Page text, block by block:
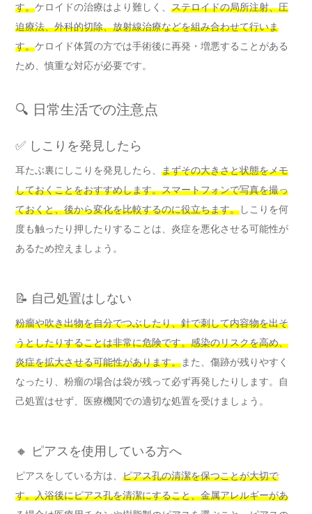
す。ケロイドの治療はより難しく、 ステロイドの局所注射、圧
迫療法、外科的切除、放射線治療などを組み合わせて行いま
す。ケロイド体質の方では手術後に再発・増悪することがある
ため、慎重な対応が必要です。
🔍 日常生活での注意点
✅ しこりを発見したら
耳たぶ裏にしこりを発見したら、 まずその大きさと状態をメモ
しておくことをおすすめします。スマートフォンで写真を撮っ
ておくと、後から変化を比較するのに役立ちます。しこりを何
度も触ったり押したりすることは、炎症を悪化させる可能性が
あるため控えましょう。
📝 自己処置はしない
粉瘤や吹き出物を自分でつぶしたり、針で刺して内容物を出そ
うとしたりすることは非常に危険です。感染のリスクを高め、
炎症を拡大させる可能性があります。また、傷跡が残りやすく
なったり、粉瘤の場合は袋が残って必ず再発したりします。自
己処置はせず、医療機関での適切な処置を受けましょう。
🔸 ピアスを使用している方へ
ピアスをしている方は、 ピアス孔の清潔を保つことが大切で
す。入浴後にピアス孔を清潔にすること、金属アレルギーがあ